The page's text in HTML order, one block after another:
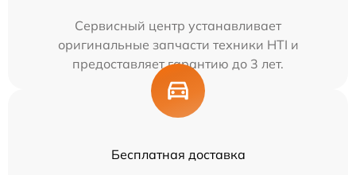
Сервисный центр устанавливает
оригинальные запчасти техники HTI и
предоставляет гарантию до 3 лет.
Бесплатная доставка